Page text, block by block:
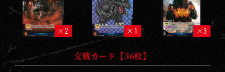
E
2 1 3
交戦カード【36枚】